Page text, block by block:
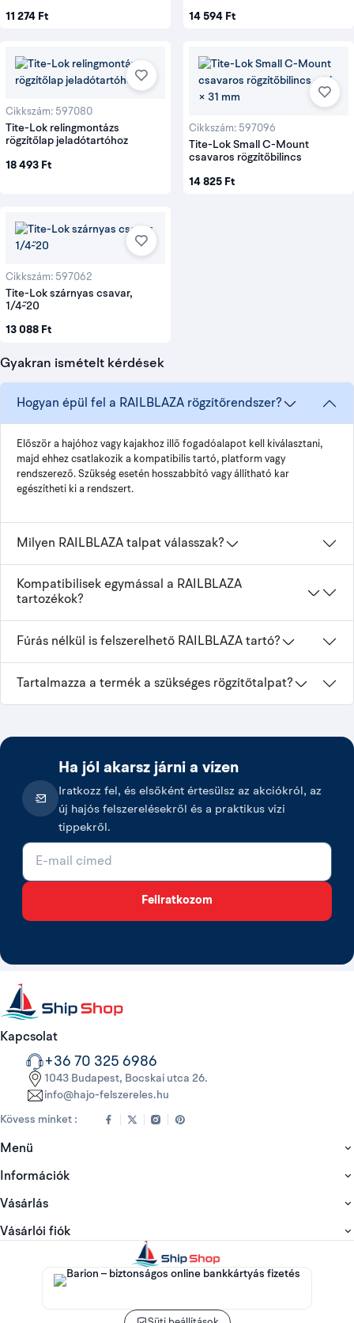
11 274 Ft 14 594 Ft
Cikkszám: 597080
Tite-Lok relingmontázs
rögzítőlap jeladótartóhoz
18 493 Ft
Cikkszám: 597096
Tite-Lok Small C-Mount
csavaros rögzítőbilincs
14 825 Ft
Cikkszám: 597062
Tite-Lok szárnyas csavar,
1/4˝-20
13 088 Ft
Gyakran ismételt kérdések
Hogyan épül fel a RAILBLAZA rögzítőrendszer?
Először a hajóhoz vagy kajakhoz illő fogadóalapot kell kiválasztani,
majd ehhez csatlakozik a kompatibilis tartó, platform vagy
rendszerező. Szükség esetén hosszabbító vagy állítható kar
egészítheti ki a rendszert.
Milyen RAILBLAZA talpat válasszak?
Kompatibilisek egymással a RAILBLAZA
tartozékok?
Fúrás nélkül is felszerelhető RAILBLAZA tartó?
Tartalmazza a termék a szükséges rögzítőtalpat?
Ha jól akarsz járni a vízen
Iratkozz fel, és elsőként értesülsz az akciókról, az
új hajós felszerelésekről és a praktikus vízi
tippekről.
E-mail cím
Feliratkozom
Kapcsolat
+36 70 325 6986
1043 Budapest, Bocskai utca 26.
info@hajo-felszereles.hu
Kövess minket :
Menü
Információk
Vásárlás
Vásárlói fiók